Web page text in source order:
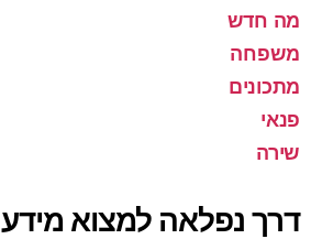
מה חדש
משפחה
מתכונים
פנאי
שירה
דרך נפלאה למצוא מידע